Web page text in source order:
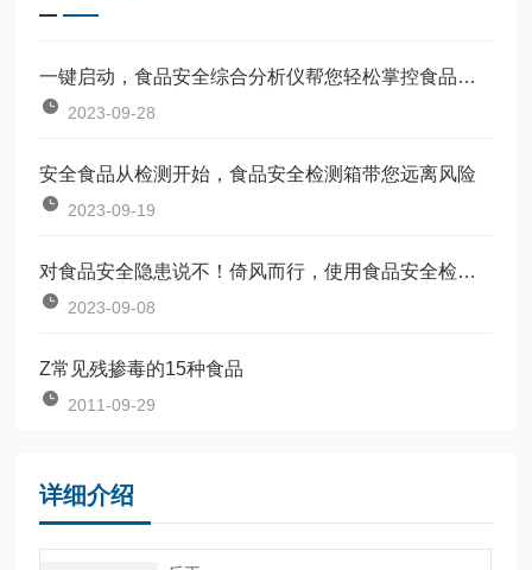
一键启动，食品安全综合分析仪帮您轻松掌控食品质量
2023-09-28
安全食品从检测开始，食品安全检测箱带您远离风险
2023-09-19
对食品安全隐患说不！倚风而行，使用食品安全检测仪
2023-09-08
Z常见残掺毒的15种食品
2011-09-29
详细介绍